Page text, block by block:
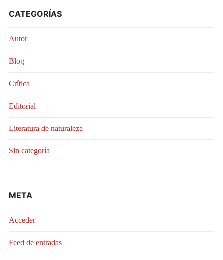
CATEGORÍAS
Autor
Blog
Crítica
Editorial
Literatura de naturaleza
Sin categoría
META
Acceder
Feed de entradas